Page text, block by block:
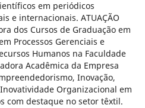
em periódicos
e internacionais. ATUAÇÃO
dos Cursos de Graduação em
Processos Gerenciais e
Humanos na Faculdade
Acadêmica da Empresa
Inovação,
Organizacional em
com destaque no setor têxtil.